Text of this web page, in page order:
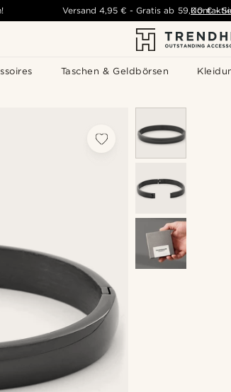
Taschen & Geldbörsen
Versand 4,95 € -Gratis ab 59,00 € -